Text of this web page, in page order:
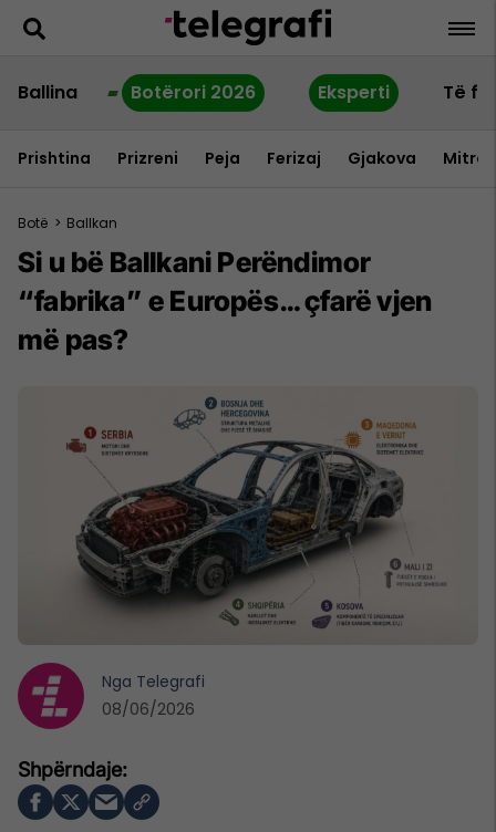
Ballina Botërori 2026 Eksperti Të
Prishtina Prizreni Peja Ferizaj Gjakova
Botë > Ballkan
Si u bë Ballkani Perëndimor
“fabrika” e Europës… çfarë vjen
më pas?
Nga Telegrafi
08/06/2026